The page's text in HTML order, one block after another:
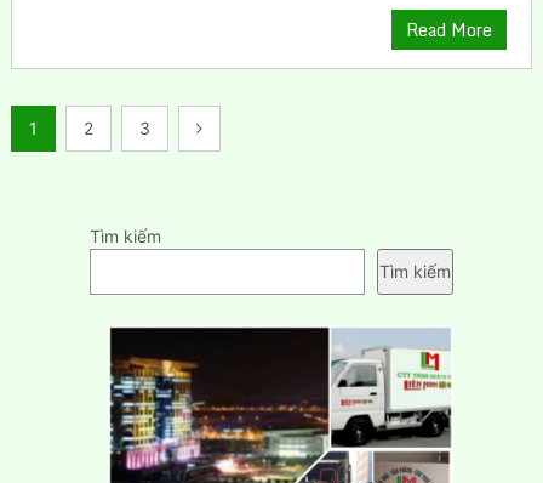
Read More
Phân
1 2 3
Tìm kiếm
Tìm kiếm